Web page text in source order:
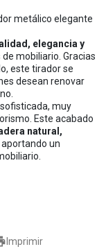
metálico elegante
elegancia y
mobiliario. Gracias
este tirador se
desean renovar
muy
Este acabado
natural,
aportando un
Imprimir